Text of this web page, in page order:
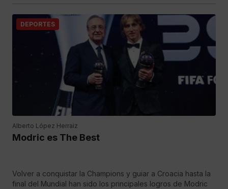
DEPORTES
Alberto López Herraiz
Modric es The Best
Volver a conquistar la Champions y guiar a Croacia hasta la
final del Mundial han sido los principales logros de Modric